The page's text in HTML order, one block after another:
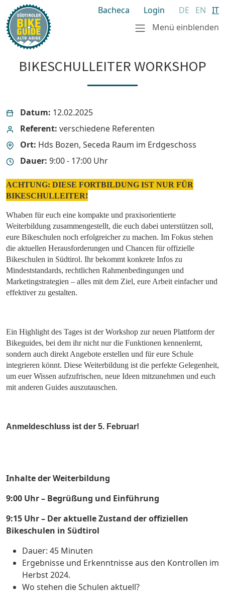
Bacheca Login DE EN IT
Menü einblenden
BIKESCHULLEITER WORKSHOP
Datum: 12.02.2025
Referent: verschiedene Referenten
Ort: Hds Bozen, Seceda Raum im Erdgeschoss
Dauer: 9:00 - 17:00 Uhr
ACHTUNG: DIESE FORTBILDUNG IST NUR FÜR
BIKESCHULLEITER!
Whaben für euch eine kompakte und praxisorientierte
Weiterbildung zusammengestellt, die euch dabei unterstützen soll,
eure Bikeschulen noch erfolgreicher zu machen. Im Fokus stehen
die aktuellen Herausforderungen und Chancen für offizielle
Bikeschulen in Südtirol. Ihr bekommt konkrete Infos zu
Mindeststandards, rechtlichen Rahmenbedingungen und
Marketingstrategien – alles mit dem Ziel, eure Arbeit einfacher und
effektiver zu gestalten.
Ein Highlight des Tages ist der Workshop zur neuen Plattform der
Bikeguides, bei dem ihr nicht nur die Funktionen kennenlernt,
sondern auch direkt Angebote erstellen und für eure Schule
integrieren könnt. Diese Weiterbildung ist die perfekte Gelegenheit,
um euer Wissen aufzufrischen, neue Ideen mitzunehmen und euch
mit anderen Guides auszutauschen.
Anmeldeschluss ist der 5. Februar!
Inhalte der Weiterbildung
9:00 Uhr – Begrüßung und Einführung
9:15 Uhr – Der aktuelle Zustand der offiziellen
Bikeschulen in Südtirol
Dauer: 45 Minuten
Ergebnisse und Erkenntnisse aus den Kontrollen im
Herbst 2024.
Wo stehen die Schulen aktuell?